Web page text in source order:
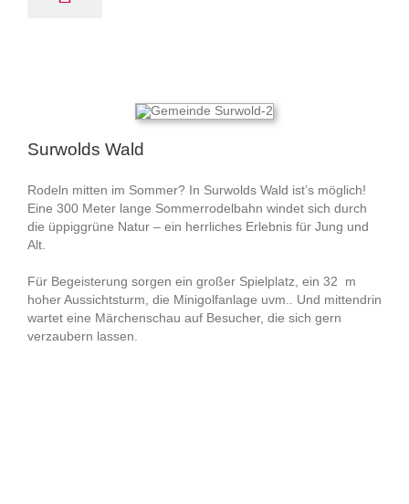
Surwolds Wald
Rodeln mitten im Sommer? In Surwolds Wald ist’s möglich!
Eine 300 Meter lange Sommerrodelbahn windet sich durch
die üppiggrüne Natur – ein herrliches Erlebnis für Jung und
Alt.
Für Begeisterung sorgen ein großer Spielplatz, ein 32 m
hoher Aussichtsturm, die Minigolfanlage uvm.. Und mittendrin
wartet eine Märchenschau auf Besucher, die sich gern
verzaubern lassen.